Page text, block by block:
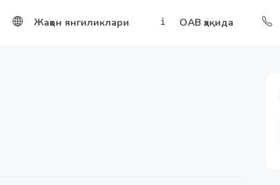
Жаҳон янгиликлари ОАВ ҳақида